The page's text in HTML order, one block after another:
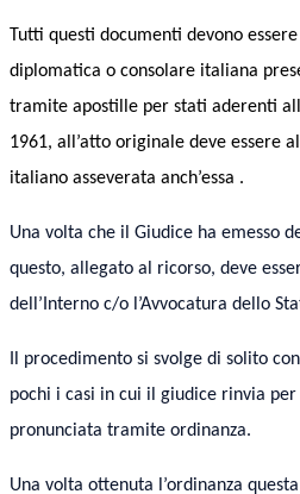
Tutti questi documenti devono essere
diplomatica o consolare italiana
tramite apostille per stati aderenti
1961, all’atto originale deve essere
italiano asseverata anch’essa .
Una volta che il Giudice ha emesso
questo, allegato al ricorso, deve
dell’Interno c/o l’Avvocatura dello
Il procedimento si svolge di solito
pochi i casi in cui il giudice rinvia
pronunciata tramite ordinanza.
Una volta ottenuta l’ordinanza